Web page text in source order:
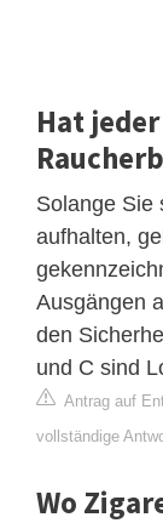
Hat
Solange Sie
aufhalten,
Ausgängen
den
und C sind
Antrag auf
vollständige
Wo